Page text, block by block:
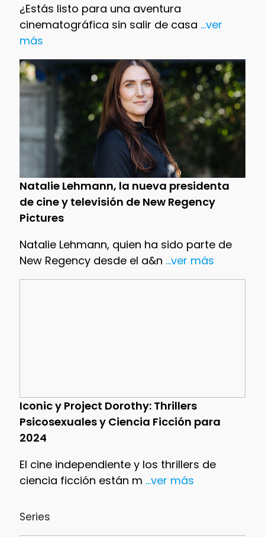
¿Estás listo para una aventura
cinematográfica sin salir de casa ...ver
más
Natalie Lehmann, la nueva presidenta
de cine y televisión de New Regency
Pictures
Natalie Lehmann, quien ha sido parte de
New Regency desde el a&n ...ver más
Iconic y Project Dorothy: Thrillers
Psicosexuales y Ciencia Ficción para
2024
El cine independiente y los thrillers de
ciencia ficción están m ...ver más
Series